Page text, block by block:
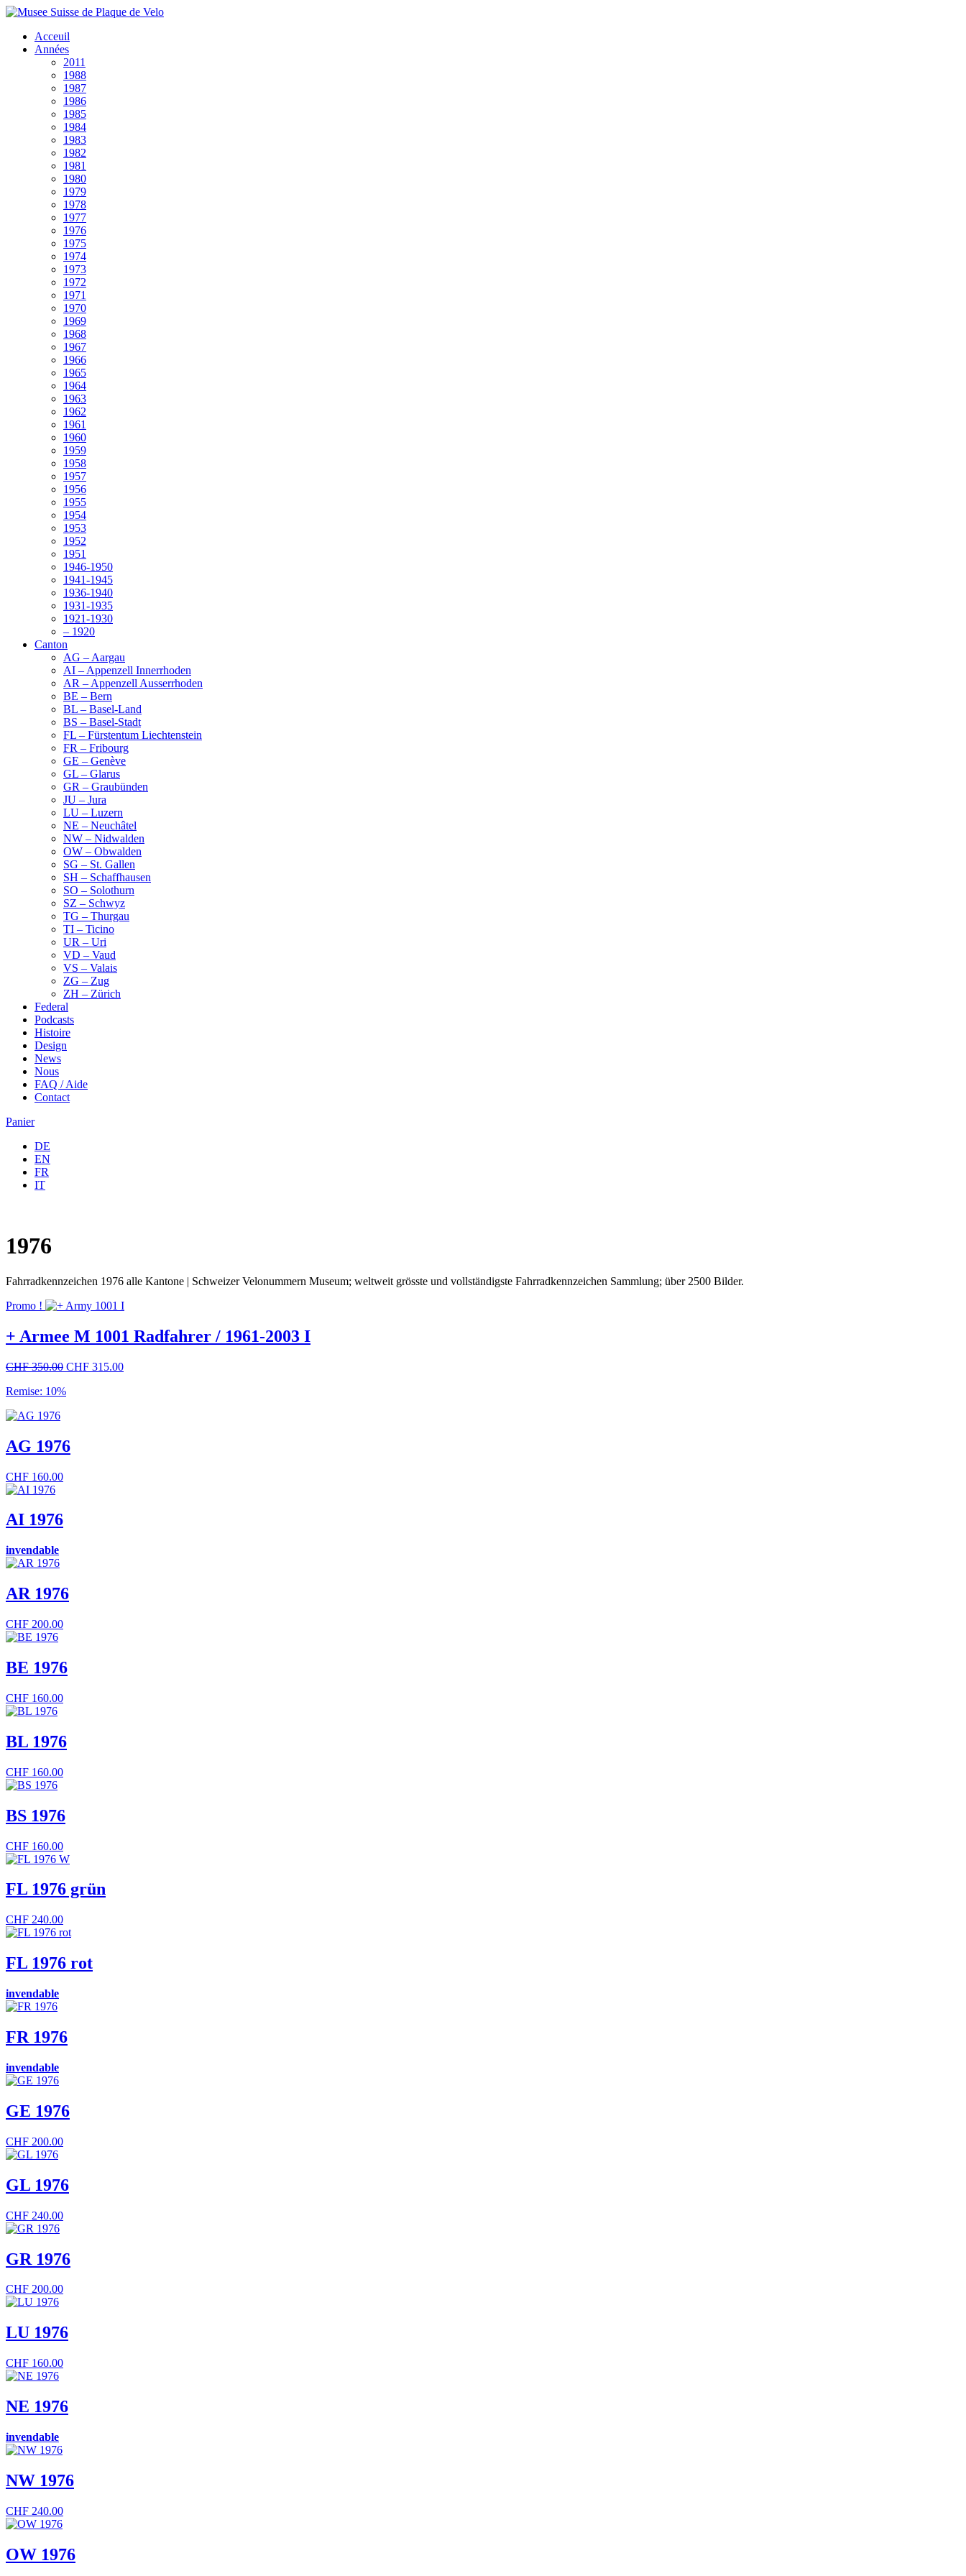
Acceuil
Années
2011
1988
1987
1986
1985
1984
1983
1982
1981
1980
1979
1978
1977
1976
1975
1974
1973
1972
1971
1970
1969
1968
1967
1966
1965
1964
1963
1962
1961
1960
1959
1958
1957
1956
1955
1954
1953
1952
1951
1946-1950
1941-1945
1936-1940
1931-1935
1921-1930
– 1920
Canton
AG – Aargau
AI – Appenzell Innerrhoden
AR – Appenzell Ausserrhoden
BE – Bern
BL – Basel-Land
BS – Basel-Stadt
FL – Fürstentum Liechtenstein
FR – Fribourg
GE – Genève
GL – Glarus
GR – Graubünden
JU – Jura
LU – Luzern
NE – Neuchâtel
NW – Nidwalden
OW – Obwalden
SG – St. Gallen
SH – Schaffhausen
SO – Solothurn
SZ – Schwyz
TG – Thurgau
TI – Ticino
UR – Uri
VD – Vaud
VS – Valais
ZG – Zug
ZH – Zürich
Federal
Podcasts
Histoire
Design
News
Nous
FAQ / Aide
Contact
Panier
DE
EN
FR
IT
1976
Fahrradkennzeichen 1976 alle Kantone | Schweizer Velonummern Museum; weltweit grösste und vollständigste Fahrradkennzeichen Sammlung; über 2500 Bilder.
Promo !
+ Armee M 1001 Radfahrer / 1961-2003 I
CHF350.00 Le
initial
CHF 315.00Le
Remise: 10%
AG 1976
CHF 160.00
AI 1976
invendable
AR 1976
CHF 200.00
BE 1976
CHF 160.00
BL 1976
CHF 160.00
BS 1976
CHF 160.00
FL 1976 grün
CHF 240.00
FL 1976 rot
invendable
FR 1976
invendable
GE 1976
CHF 200.00
GL 1976
CHF 240.00
GR 1976
CHF 200.00
LU 1976
CHF 160.00
NE 1976
invendable
NW 1976
CHF 240.00
OW 1976